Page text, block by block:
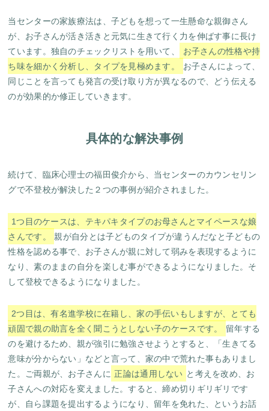
当センターの家族療法は、子どもを想って一生懸命な親御さん
が、お子さんが活き活きと元気に生きて行く力を伸ばす事に長け
ています。独自のチェックリストを用いて、
お子さんの性格や持
ち味を細かく分析し、タイプを見極めます。
お子さんによって、
同じことを言っても発言の受け取り方が異なるので、どう伝える
のが効果的か修正していきます。
具体的な解決事例
続けて、臨床心理士の福田俊介から、当センターのカウンセリン
グで不登校が解決した２つの事例が紹介されました。
1つ目のケースは、テキパキタイプのお母さんとマイペースな娘
さんです。
親が自分とは子どものタイプが違うんだなと子どもの
性格を認める事で、お子さんが親に対して弱みを表現するように
なり、素のままの自分を楽しむ事ができるようになりました。そ
して登校できるようになりました。
2つ目は、有名進学校に在籍し、家の手伝いもしますが、とても
頑固で親の助言を全く聞こうとしない子のケースです。
留年する
のを避けるため、親が強引に勉強させようとすると、「生きてる
意味が分からない」などと言って、家の中で荒れた事もありまし
た。ご両親が、お子さんに 正論は通用しない と考えを改め、お
子さんへの対応を変えました。すると、締め切りギリギリです
が、自ら課題を提出するようになり、留年を免れた、というお話